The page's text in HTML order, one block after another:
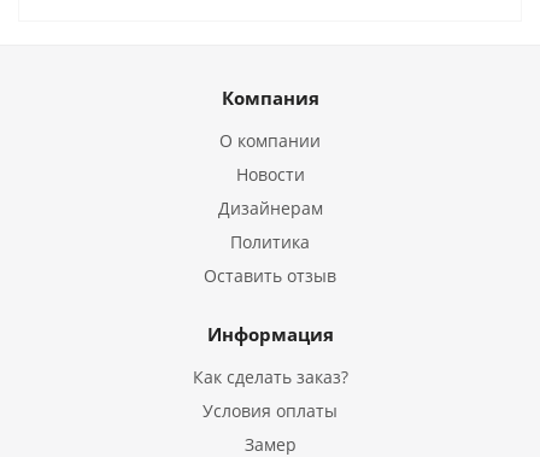
Компания
О компании
Новости
Дизайнерам
Политика
Оставить отзыв
Информация
Как сделать заказ?
Условия оплаты
Замер